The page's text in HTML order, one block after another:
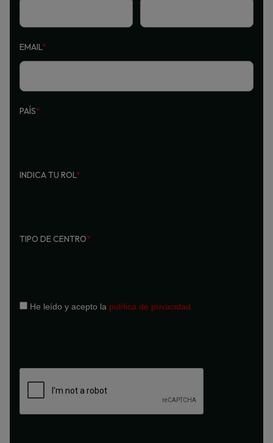
EMAIL*
PAÍS*
INDICA TU ROL*
TIPO DE CENTRO*
He leído y acepto la política de privacidad